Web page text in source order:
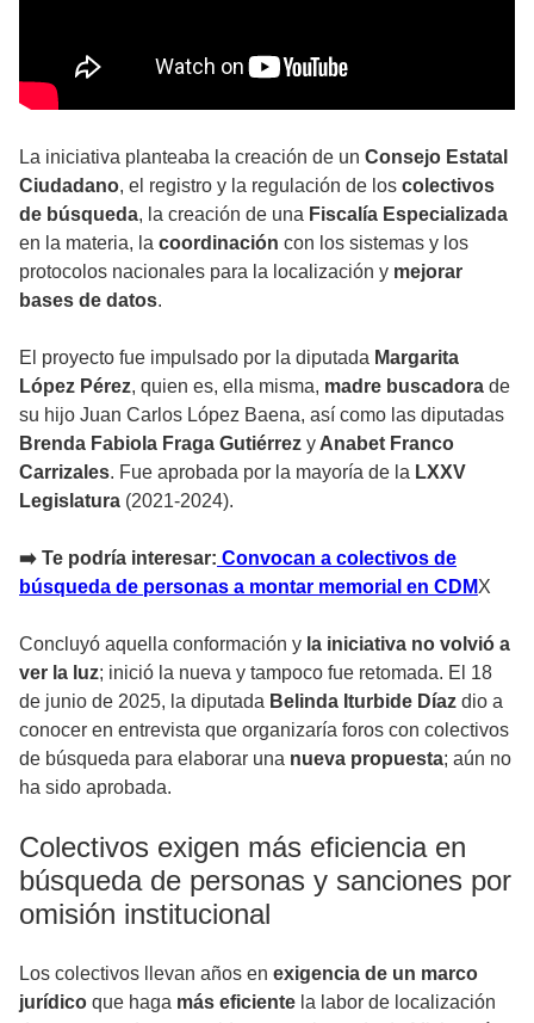
La iniciativa planteaba la creación de un Consejo Estatal
Ciudadano, el registro y la regulación de los colectivos
de búsqueda, la creación de una Fiscalía Especializada
en la materia, la coordinación con los sistemas y los
protocolos nacionales para la localización y mejorar
bases de datos.
El proyecto fue impulsado por la diputada Margarita
López Pérez, quien es, ella misma, madre buscadora de
su hijo Juan Carlos López Baena, así como las diputadas
Brenda Fabiola Fraga Gutiérrez y Anabet Franco
Carrizales. Fue aprobada por la mayoría de la LXXV
Legislatura (2021-2024).
➡️ Te podría interesar: Convocan a colectivos de
búsqueda de personas a montar memorial en CDMX
Concluyó aquella conformación y la iniciativa no volvió a
ver la luz; inició la nueva y tampoco fue retomada. El 18
de junio de 2025, la diputada Belinda Iturbide Díaz dio a
conocer en entrevista que organizaría foros con colectivos
de búsqueda para elaborar una nueva propuesta; aún no
ha sido aprobada.
Colectivos exigen más eficiencia en
búsqueda de personas y sanciones por
omisión institucional
Los colectivos llevan años en exigencia de un marco
jurídico que haga más eficiente la labor de localización